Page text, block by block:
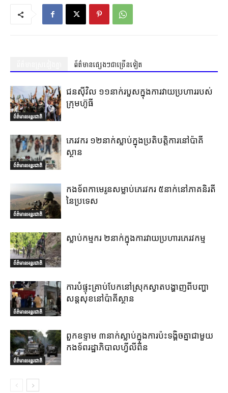
ព័ត៌មានផ្សេងៗជាច្រើនទៀត
ព័ត៌មានអន្តរជាតិ
ជនស៊ីវិល ១១នាក់របួសក្នុងការវាយប្រហាររបស់
ក្រុមហ៊ូធី
ព័ត៌មានអន្តរជាតិ
ភេរវករ ១២នាក់ស្លាប់ក្នុងប្រតិបត្តិការនៅប៉ាគី
ស្ថាន
ព័ត៌មានអន្តរជាតិ
កងទ័ពកាមេរូនសម្លាប់ភេរវករ ៥នាក់នៅភាគនិរតី
នៃប្រទេស
ព័ត៌មានអន្តរជាតិ
ស្លាប់កម្មករ ២នាក់ក្នុងការវាយប្រហារភេរវកម្ម
ព័ត៌មានអន្តរជាតិ
ការបំផ្ទុះគ្រាប់បែកនៅស្រុកស្វាតបង្ហាញពីបញ្ហា
សន្តសុខនៅប៉ាគីស្ថាន
ព័ត៌មានអន្តរជាតិ
ពួកឧទ្ទាម ៣នាក់ស្លាប់ក្នុងការប៉ះទង្គិចគ្នាជាមួយ
កងទ័ពរដ្ឋាភិបាលហ្វីលីពីន